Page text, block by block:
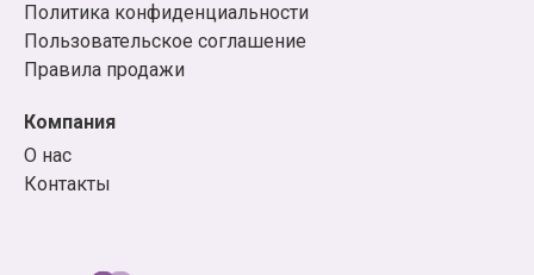
Политика конфиденциальности
Пользовательское соглашение
Правила продажи
Компания
О нас
Контакты